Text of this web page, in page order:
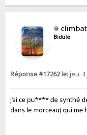
Bidule
Réponse #17262 le:jeu. 4
J’ai ce pu**** de synthé
dans le morceau) qui me